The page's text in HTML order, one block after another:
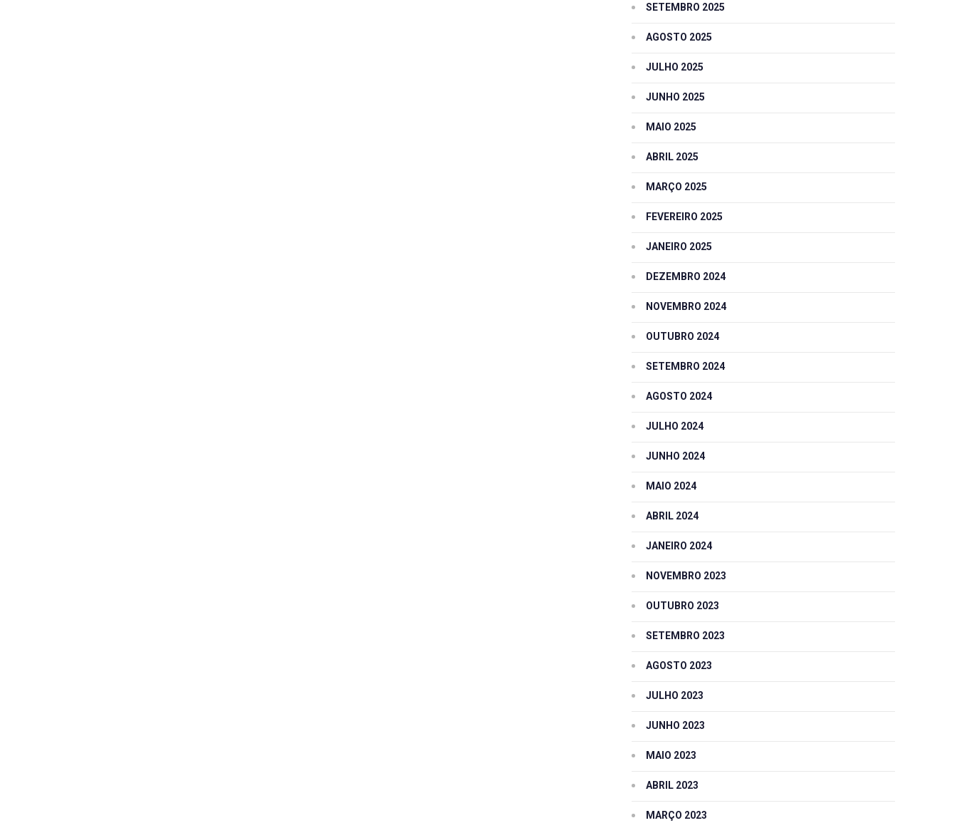
SETEMBRO 2025
AGOSTO 2025
JULHO 2025
JUNHO 2025
MAIO 2025
ABRIL 2025
MARÇO 2025
FEVEREIRO 2025
JANEIRO 2025
DEZEMBRO 2024
NOVEMBRO 2024
OUTUBRO 2024
SETEMBRO 2024
AGOSTO 2024
JULHO 2024
JUNHO 2024
MAIO 2024
ABRIL 2024
JANEIRO 2024
NOVEMBRO 2023
OUTUBRO 2023
SETEMBRO 2023
AGOSTO 2023
JULHO 2023
JUNHO 2023
MAIO 2023
ABRIL 2023
MARÇO 2023